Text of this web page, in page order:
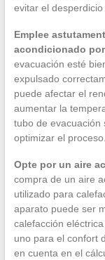
evitar el desperdicio
Emplee
acondicionado
evacuación esté
expulsado
puede afectar el
aumentar la
tubo de evacuación
optimizar el proceso.
Opte por un aire
compra de un aire
utilizado para
aparato puede ser
calefacción
uno para el confort
en cuenta en el